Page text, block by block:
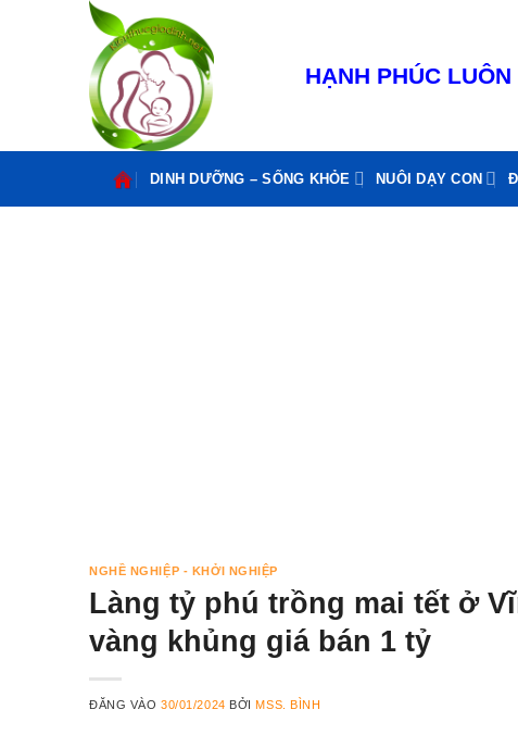
HẠNH PHÚC
DINH DƯỠNG – SỐNG KHỎE NUÔI DẠY CON
NGHỀ NGHIỆP - KHỞI NGHIỆP
Làng tỷ phú trồng mai tết ở
vàng khủng giá bán 1 tỷ
ĐĂNG VÀO30/01/2024 BỞIMSS. BÌNH